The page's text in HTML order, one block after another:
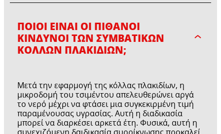
ΠΟΙΟΙ ΕΊΝΑΙ ΟΙ ΠΙΘΑΝΟΊ
ΚΊΝΔΥΝΟΙ ΤΩΝ ΣΥΜΒΑΤΙΚΏΝ
ΚΟΛΛΏΝ ΠΛΑΚΙΔΊΩΝ;
Μετά την εφαρμογή της κόλλας πλακιδίων, η
μικροδομή του τσιμέντου απελευθερώνει αργά
το νερό μέχρι να φτάσει μια συγκεκιρμένη τιμή
παραμένουσας υγρασίας. Αυτή η διαδικασία
μπορεί να διαρκέσει αρκετά έτη. Φυσικά, αυτή η